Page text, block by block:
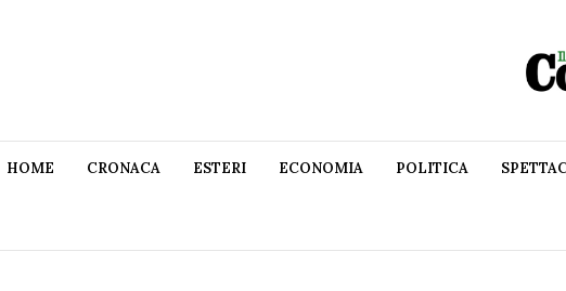
HOME CRONACA ESTERI ECONOMIA POLITICA